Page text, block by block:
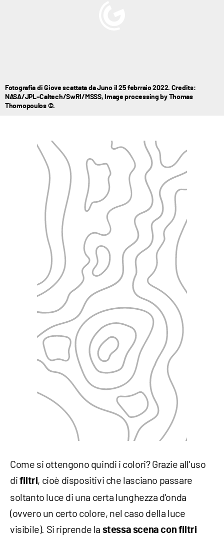
Fotografia di Giove scattata da Juno il 25 febrraio 2022. Credits:
NASA/JPL–Caltech/SwRI/MSSS, Image processing by Thomas
Thomopoulos ©.
Come si ottengono quindi i colori? Grazie all'uso
di filtri, cioè dispositivi che lasciano passare
soltanto luce di una certa lunghezza d'onda
(ovvero un certo colore, nel caso della luce
visibile). Si riprende la stessa scena con filtri